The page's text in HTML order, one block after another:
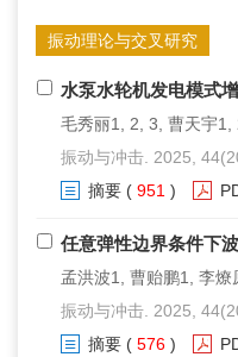
振动理论与交叉研究
水泵水轮机发电模式
毛秀丽1, 2, 3, 曹天宇
振动与冲击. 2025,
摘要 ( 951 )
任意弹性边界条件下
孟洪波1, 曹贻鹏1, 李
振动与冲击. 2025,
摘要 ( 576 )